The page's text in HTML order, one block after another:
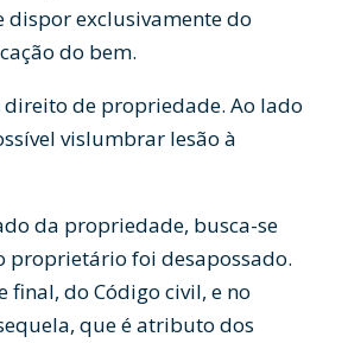
exclusivamente do
do bem.
direito de propriedade. Ao lado
vislumbrar lesão à
da propriedade, busca-se
proprietário foi desapossado.
final, do Código civil, e no
que é atributo dos